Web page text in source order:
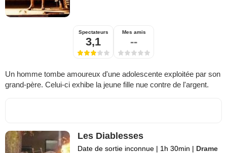
Spectateurs
3,1
Mes amis
--
Un homme tombe amoureux d'une adolescente exploitée par son
grand-père. Celui-ci exhibe la jeune fille nue contre de l'argent.
Les Diablesses
Date de sortie inconnue | 1h 30min | Drame